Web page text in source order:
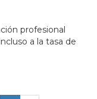
profesional
a la tasa de